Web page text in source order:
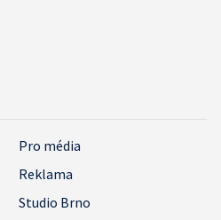
Pro média
Reklama
Studio Brno